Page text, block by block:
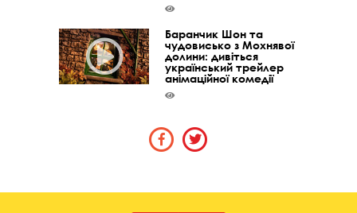
Баранчик Шон та
чудовисько з Мохнявої
долини: дивіться
український трейлер
анімаційної комедії